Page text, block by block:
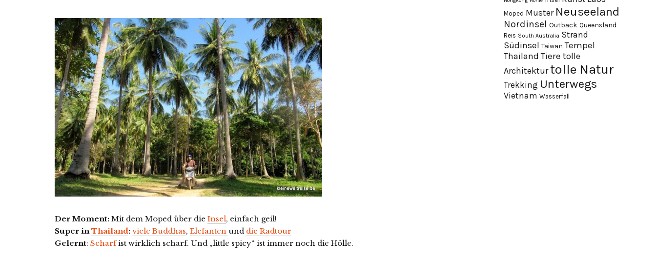
Der Moment: Mit dem Moped über die Insel, einfach geil!
Super inThailand: viele Buddhas, Elefanten und die Radtour
Gelernt: Scharfist wirklich scharf. Und „little spicy“ ist immer noch die Hölle.
Moped Muster Neuseeland
Nordinsel Outback Queensland
Reis South Australia Strand
Südinsel Taiwan Tempel
Thailand Tiere tolle
Architektur tolle Natur
Trekking Unterwegs
Vietnam Wasserfall